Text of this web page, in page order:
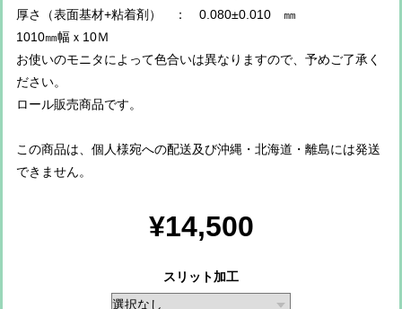
厚さ（表面基材+粘着剤） ： 0.080±0.010 ㎜
1010㎜幅ｘ10Ｍ
お使いのモニタによって色合いは異なりますので、予めご了承く
ださい。
ロール販売商品です。
この商品は、個人様宛への配送及び沖縄・北海道・離島には発送
できません。
¥14,500
スリット加工